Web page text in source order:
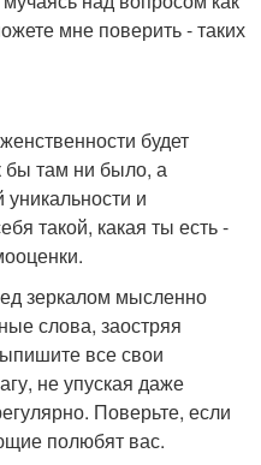
мне поверить - таких
будет
бы там ни было, а
и
такой, какая ты есть -
зеркалом мысленно
слова, заостряя
все свои
не упуская даже
Поверьте, если
полюбят вас.